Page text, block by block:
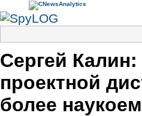
Сергей
проектной
более